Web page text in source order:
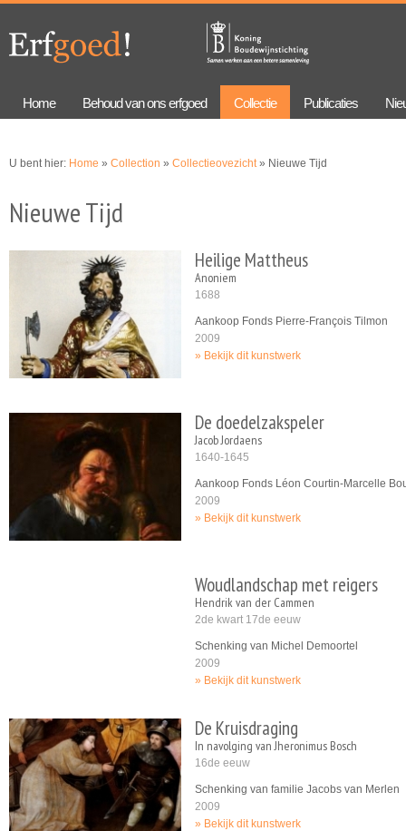
gaan
navigation
Home Behoud van ons erfgoed Collectie Publicaties
U bent hier: Home » Collection » Collectieovezicht» Nieuwe Tijd
Nieuwe Tijd
Heilige Mattheus
Anoniem
1688
Aankoop Fonds Pierre-François Tilmon
2009
Bekijk dit kunstwerk
De doedelzakspeler
Jacob Jordaens
1640-1645
Aankoop Fonds Léon Courtin-Marcelle
2009
Bekijk dit kunstwerk
Woudlandschap met reigers
Hendrik van der Cammen
2de kwart 17de eeuw
Schenking van Michel Demoortel
2009
Bekijk dit kunstwerk
De Kruisdraging
In navolging van Jheronimus Bosch
16de eeuw
Schenking van familie Jacobs van Merlen
2009
Bekijk dit kunstwerk